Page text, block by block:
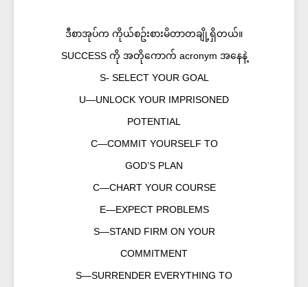
ဒီစာအုပ်က ကိုယ်စဥ်းစားမိတာတချို့ရှိတယ်။
SUCCESS ကို အတိုကောက် acronym အနေနဲ့
S- SELECT YOUR GOAL
U—UNLOCK YOUR IMPRISONED
POTENTIAL
C—COMMIT YOURSELF TO
GOD’S PLAN
C—CHART YOUR COURSE
E—EXPECT PROBLEMS
S—STAND FIRM ON YOUR
COMMITMENT
S—SURRENDER EVERYTHING TO